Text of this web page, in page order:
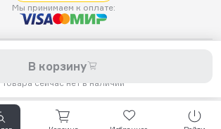
В корзину
Товара сейчас нет в наличии
Мы принимаем к оплате:
для самокатов, аксессуаров, экипировки,
одежды и обуви.